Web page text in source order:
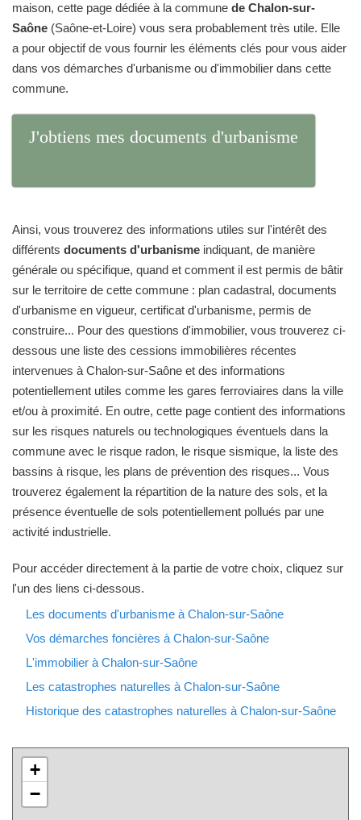
maison, cette page dédiée à la commune de Chalon-sur-
Saône (Saône-et-Loire) vous sera probablement très utile. Elle
a pour objectif de vous fournir les éléments clés pour vous aider
dans vos démarches d'urbanisme ou d'immobilier dans cette
commune.
J'obtiens mes documents d'urbanisme
Ainsi, vous trouverez des informations utiles sur l'intérêt des
différents documents d'urbanisme indiquant, de manière
générale ou spécifique, quand et comment il est permis de bâtir
sur le territoire de cette commune : plan cadastral, documents
d'urbanisme en vigueur, certificat d'urbanisme, permis de
construire... Pour des questions d'immobilier, vous trouverez ci-
dessous une liste des cessions immobilières récentes
intervenues à Chalon-sur-Saône et des informations
potentiellement utiles comme les gares ferroviaires dans la ville
et/ou à proximité. En outre, cette page contient des informations
sur les risques naturels ou technologiques éventuels dans la
commune avec le risque radon, le risque sismique, la liste des
bassins à risque, les plans de prévention des risques... Vous
trouverez également la répartition de la nature des sols, et la
présence éventuelle de sols potentiellement pollués par une
activité industrielle.
Pour accéder directement à la partie de votre choix, cliquez sur
l'un des liens ci-dessous.
Les documents d'urbanisme à Chalon-sur-Saône
Vos démarches foncières à Chalon-sur-Saône
L'immobilier à Chalon-sur-Saône
Les catastrophes naturelles à Chalon-sur-Saône
Historique des catastrophes naturelles à Chalon-sur-Saône
+
−